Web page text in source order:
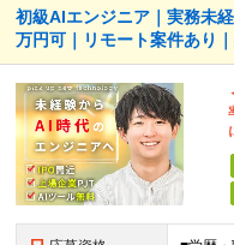
初級AIエンジニア｜実務未
万円可｜リモート案件あり